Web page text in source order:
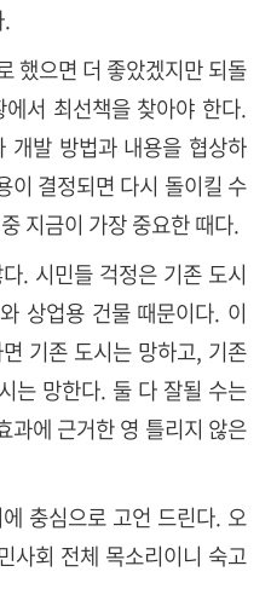
.
했으면 더 좋았겠지만 되돌
서 최선책을 찾아야 한다.
개발 방법과 내용을 협상하
이 결정되면 다시 돌이킬 수
지금이 가장 중요한 때다.
. 시민들 걱정은 기존 도시
상업용 건물 때문이다. 이
기존 도시는 망하고, 기존
는 망한다. 둘 다 잘될 수는
과에 근거한 영 틀리지 않은
충심으로 고언 드린다. 오
사회 전체 목소리이니 숙고